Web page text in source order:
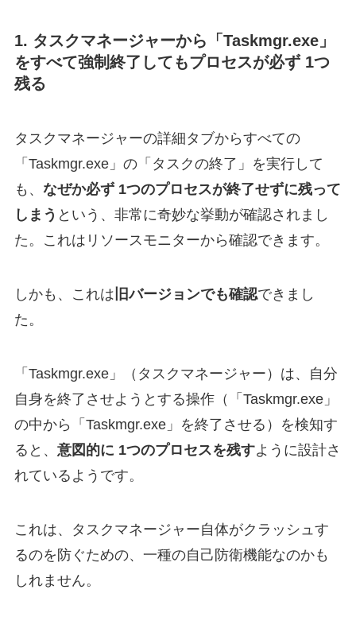
1. タスクマネージャーから「Taskmgr.exe」
をすべて強制終了 してもプロセスが必ず 1つ
残る
タスクマネージャーの詳細タブからすべての
「Taskmgr.exe」の「タスクの終了」を実行して
も、 なぜか必ず 1つのプロセスが終了せずに残って
しまう という、非常に奇妙な挙動が確認されまし
た。これはリソースモニターから確認できます。
しかも、これは 旧バージョンでも確認できまし
た。
「Taskmgr.exe」（タスクマネージャー）は、自分
自身を終了させようとする操作（「Taskmgr.exe」
の中から「Taskmgr.exe」を終了させる）を検知す
ると、 意図的に 1つのプロセスを残すように設計さ
れているようです。
これは、タスクマネージャー自体がクラッシュす
るのを防ぐための、一種の自己防衛機能なのかも
しれません。